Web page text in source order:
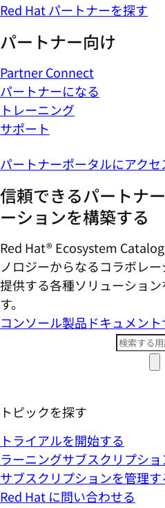
Red Hat パートナーを探す
パートナー向け
Partner Connect
パートナーになる
トレーニング
サポート
パートナーポータルにアクセ
信頼できるパートナ
ーションを構築する
Red Hat® Ecosystem
ノロジーからなるコラボレ
提供する各種ソリューショ
す。
コンソール製品ドキュメント
トピックを探す
トライアルを開始する
ラーニングサブスクリプシ
サブスクリプションを管理す
Red Hat に問い合わせる